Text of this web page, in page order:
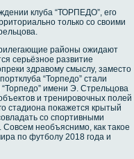
клуба “ТОРПЕДО”, его
только со своими
районы ожидают
серьёзное развитие
здравому смыслу, заместо
“Торпедо” стали
имени Э. Стрельцова
и тренировочных полей
стадиона покажется крытый
со спортивными
необъяснимо, как такое
по футболу 2018 года и